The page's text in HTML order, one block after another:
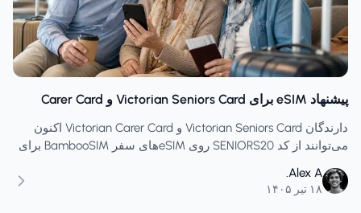
پیشنهاد eSIM برای Victorian Seniors Card و Carer Card
دارندگان Victorian Seniors Card و Victorian Carer Card اکنون
می‌توانند از کد SENIORS20 روی eSIMهای سفر BambooSIM برای
Alex A.
۱۸ تیر ۱۴۰۵